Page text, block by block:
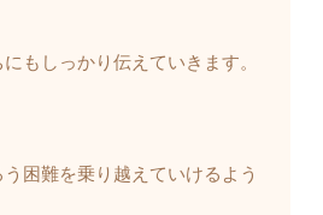
もしっかり伝えていきます。
困難を乗り越えていけるよう